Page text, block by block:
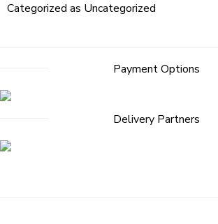
Categorized as Uncategorized
Payment Options
Delivery Partners